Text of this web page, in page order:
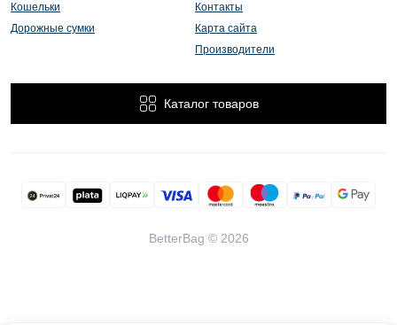
Кошельки
Дорожные сумки
Контакты
Карта сайта
Производители
Каталог товаров
BetterBag © 2026